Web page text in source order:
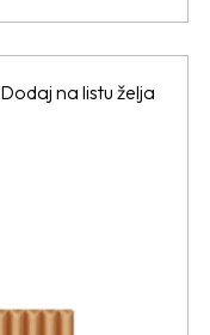
Dodaj na listu želja